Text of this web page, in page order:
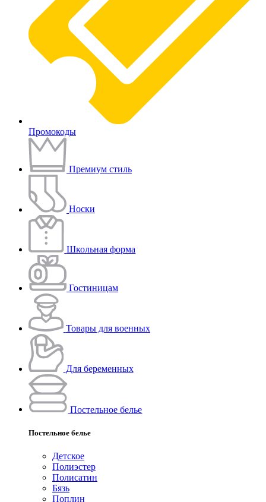
Промокоды
Премиум стиль
Носки
Школьная форма
Гостиницам
Товары для военных
Для беременных
Постельное белье
Постельное белье
Детское
Полиэстeр
Полисатин
Бязь
Поплин